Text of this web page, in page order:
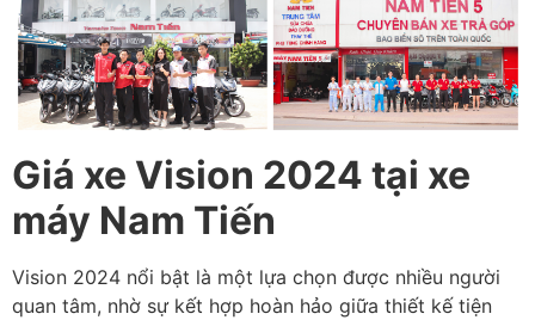
Giá xe Vision 2024 tại xe
máy Nam Tiến
Vision 2024 nổi bật là một lựa chọn được nhiều người
quan tâm, nhờ sự kết hợp hoàn hảo giữa thiết kế tiện